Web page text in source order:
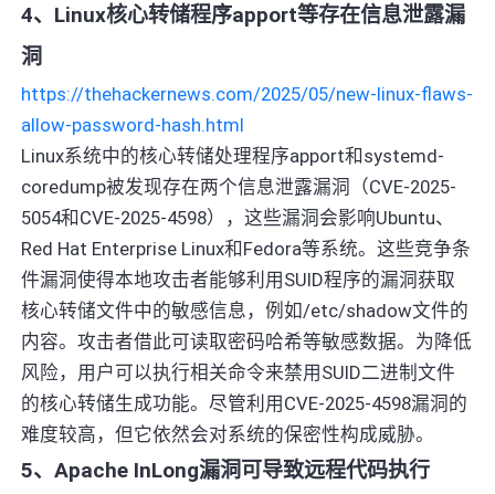
4、Linux核心转储程序apport等存在信息泄露漏
洞
https://thehackernews.com/2025/05/new-linux-flaws-
allow-password-hash.html
Linux系统中的核心转储处理程序apport和systemd-
coredump被发现存在两个信息泄露漏洞（CVE-2025-
5054和CVE-2025-4598），这些漏洞会影响Ubuntu、
Red Hat Enterprise Linux和Fedora等系统。这些竞争条
件漏洞使得本地攻击者能够利用SUID程序的漏洞获取
核心转储文件中的敏感信息，例如/etc/shadow文件的
内容。攻击者借此可读取密码哈希等敏感数据。为降低
风险，用户可以执行相关命令来禁用SUID二进制文件
的核心转储生成功能。尽管利用CVE-2025-4598漏洞的
难度较高，但它依然会对系统的保密性构成威胁。
5、Apache InLong漏洞可导致远程代码执行